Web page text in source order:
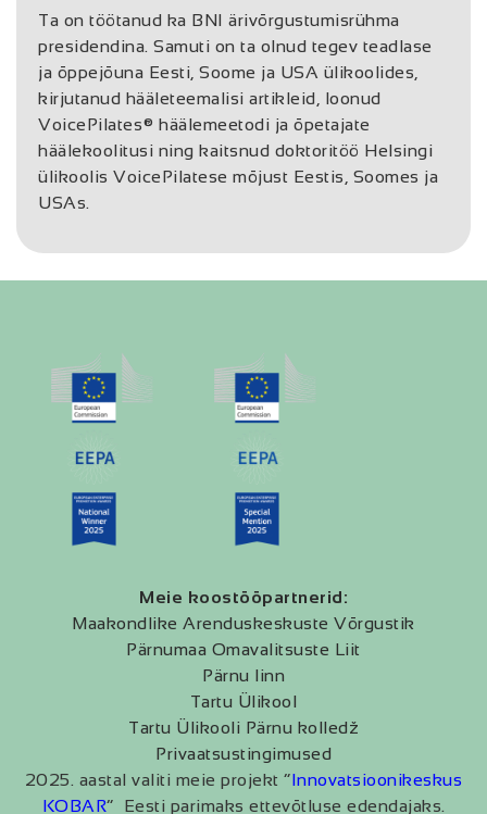
Ta on töötanud ka BNI ärivõrgustumisrühma
presidendina. Samuti on ta olnud tegev teadlase
ja õppejõuna Eesti, Soome ja USA ülikoolides,
kirjutanud hääleteemalisi artikleid, loonud
VoicePilates® häälemeetodi ja õpetajate
häälekoolitusi ning kaitsnud doktoritöö Helsingi
ülikoolis VoicePilatese mõjust Eestis, Soomes ja
USAs.
Meie koostööpartnerid:
Maakondlike Arenduskeskuste Võrgustik
Pärnumaa Omavalitsuste Liit
Pärnu linn
Tartu Ülikool
Tartu Ülikooli Pärnu kolledž
Privaatsustingimused
2025. aastal valiti meie projekt “Innovatsioonikeskus
KOBAR” Eesti parimaks ettevõtluse edendajaks.